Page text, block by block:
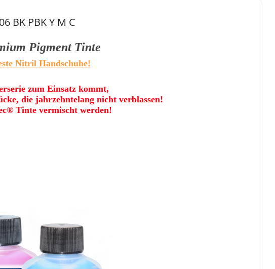
BK PBK Y M C
Pigment Tinte
Nitril Handschuhe!
zum Einsatz kommt,
die jahrzehntelang nicht verblassen!
Tinte vermischt werden!